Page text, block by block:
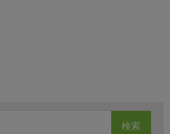
検索